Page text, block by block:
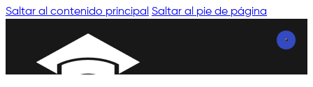
Saltar al contenido principal Saltar al pie de página